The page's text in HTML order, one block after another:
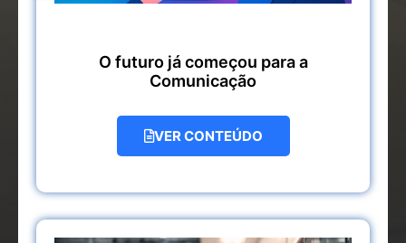
O futuro já começou para a
Comunicação
VER CONTEÚDO